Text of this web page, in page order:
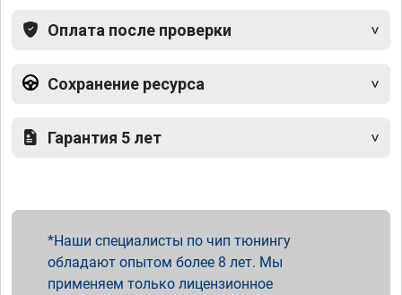
Оплата после проверки
Сохранение ресурса
Гарантия 5 лет
Наши специалисты по чип тюнингу
обладают опытом более 8 лет. Мы
применяем только лицензионное